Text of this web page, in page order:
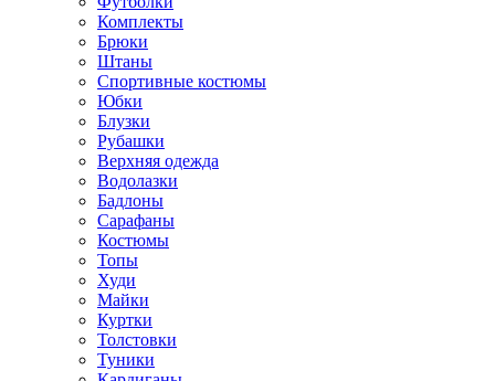
Комплекты
Брюки
Штаны
Спортивные костюмы
Юбки
Блузки
Рубашки
Верхняя одежда
Водолазки
Бадлоны
Сарафаны
Костюмы
Топы
Худи
Майки
Куртки
Толстовки
Туники